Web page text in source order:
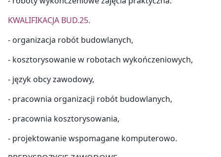
KWALIFIKACJA BUD.25.
- organizacja robót budowlanych,
- kosztorysowanie w robotach wykończeniowych,
- język obcy zawodowy,
- pracownia organizacji robót budowlanych,
- pracownia kosztorysowania,
- projektowanie wspomagane komputerowo.